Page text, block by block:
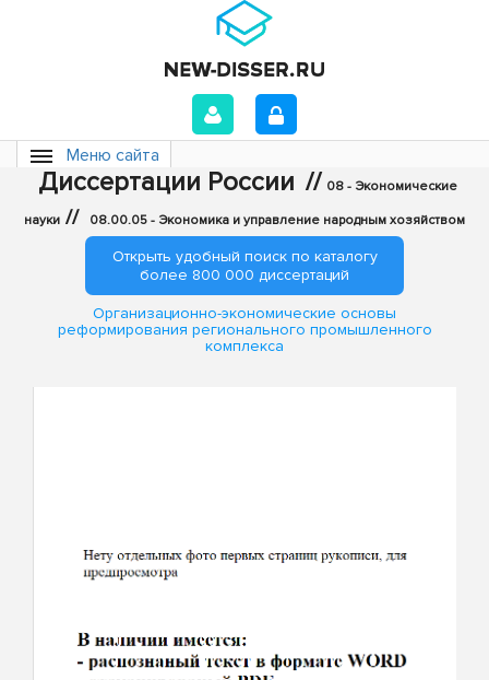
Меню сайта
Диссертации России // 08 - Экономические
науки // 08.00.05 - Экономика и управление народным хозяйством
Открыть удобный поиск по каталогу
более 800 000 диссертаций
Организационно-экономические основы
реформирования регионального промышленного
комплекса